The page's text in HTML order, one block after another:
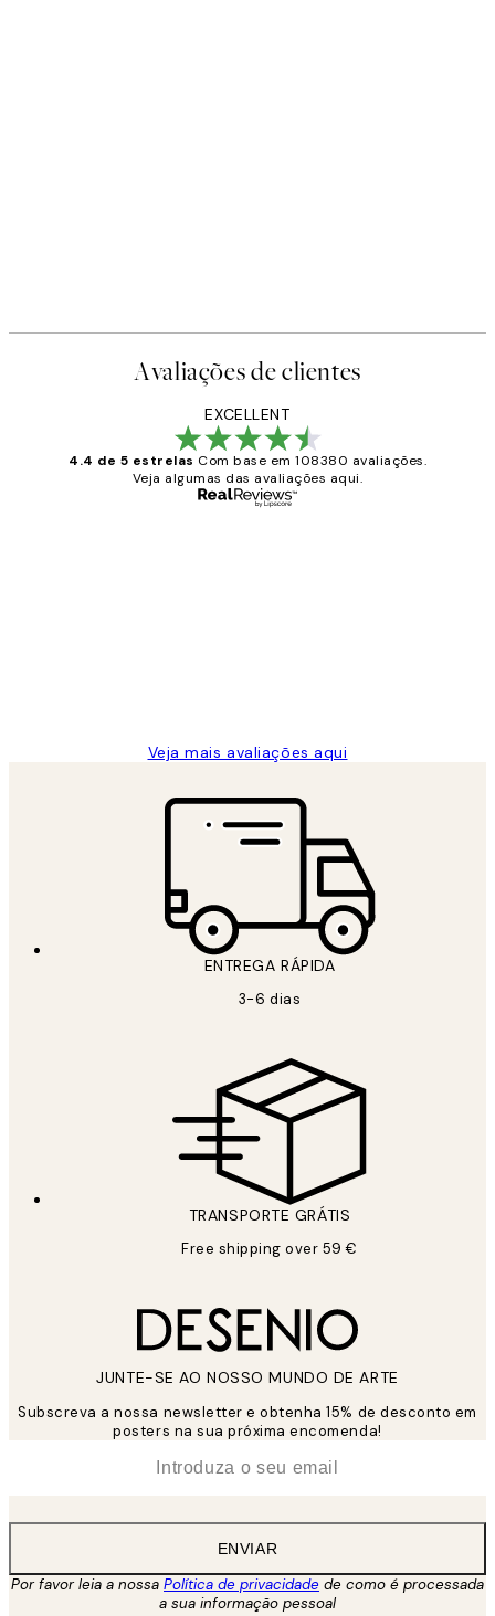
Avaliações de clientes
EXCELLENT
4.4 de 5 estrelas Com base em 108380 avaliações.
Veja algumas das avaliações aqui.
Veja mais avaliações aqui
ENTREGA RÁPIDA
3-6 dias
TRANSPORTE GRÁTIS
Free shipping over 59 €
JUNTE-SE AO NOSSO MUNDO DE ARTE
Subscreva a nossa newsletter e obtenha 15% de desconto em
posters na sua próxima encomenda!
ENVIAR
Por favor leia a nossa Política de privacidade de como é processada
a sua informação pessoal